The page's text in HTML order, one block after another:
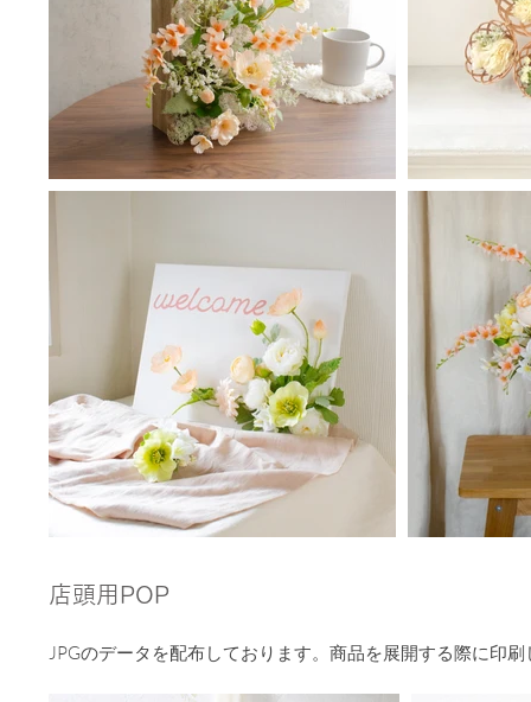
​店頭用POP
​JPGのデータを配布しております。商品を展開する際に印